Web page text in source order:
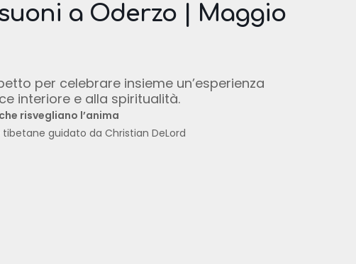
a Oderzo | Maggio
per celebrare insieme un’esperienza
interiore e alla spiritualità.
risvegliano l’anima
guidato da Christian DeLord